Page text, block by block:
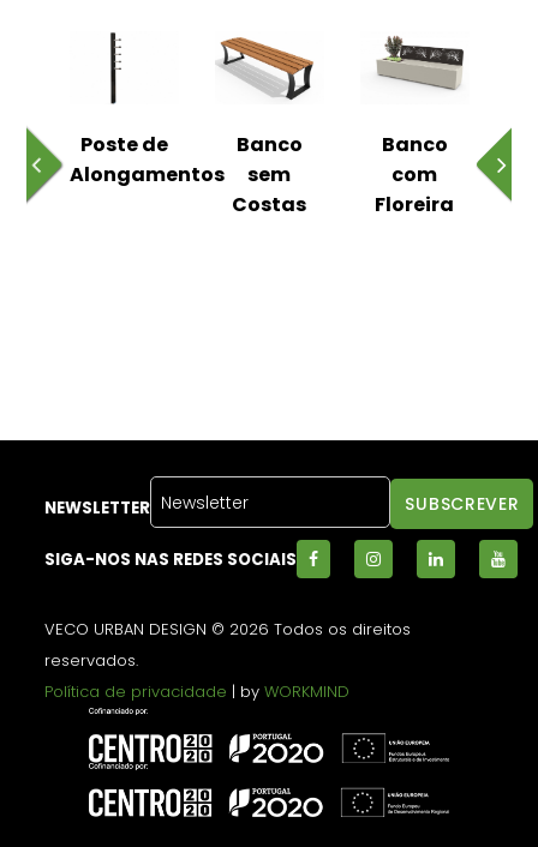
Poste de
Alongamentos
Banco
sem
Costas
Banco
com
Floreira
NEWSLETTER
SIGA-NOS NAS REDES SOCIAIS
VECO URBAN DESIGN © 2026 Todos os direitos
reservados.
Política de privacidade | byWORKMIND